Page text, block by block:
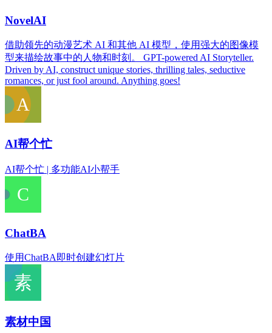
NovelAI
借助领先的动漫艺术 AI 和其他 AI 模型，使用强大的图像模
型来描绘故事中的人物和时刻。 GPT-powered AI Storyteller.
Driven by AI, construct unique stories, thrilling tales, seductive
romances, or just fool around. Anything goes!
AI帮个忙
AI帮个忙 | 多功能AI小帮手
ChatBA
使用ChatBA即时创建幻灯片
素材中国